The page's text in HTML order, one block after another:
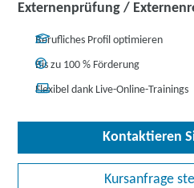
Externenprüfung /
Berufliches Profil optimieren
Bis zu 100 % Förderung
Flexibel dank Live-Online-Trainings
Kontaktieren
Kursanfrage